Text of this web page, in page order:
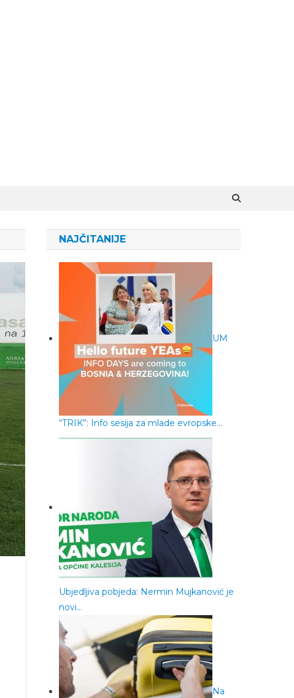
NAJČITANIJE
UM
“TRIK”: Info sesija za mlade evropske…
Ubjedljiva pobjeda: Nermin Mujkanović je
novi…
Na